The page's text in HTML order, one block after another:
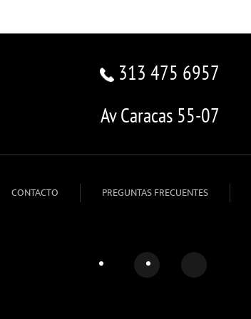
313 475 6957
Av Caracas 55-07
CONTACTO PREGUNTAS FRECUENTES